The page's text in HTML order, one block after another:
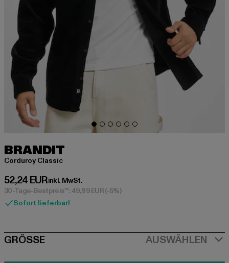
BRANDIT
Corduroy Classic
52,24 EUR
Derzeitiger Preis: 52,24 EUR
inkl. MwSt.
30-Tage-Bestpreis**: 49,99 EUR(-5%)
Sofort lieferbar!
SIZE
GRÖSSE AUSWÄHLEN